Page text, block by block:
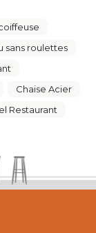
sans roulettes
Chaise Acier
Restaurant